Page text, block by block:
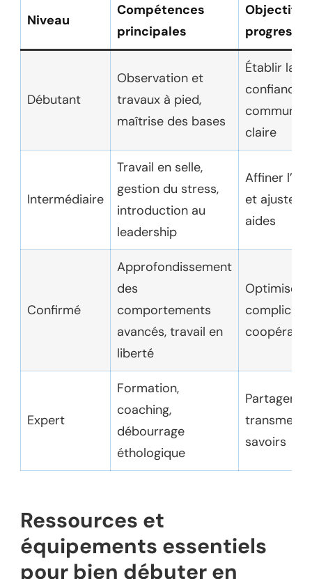
Niveau
Compétences
principales
Objectifs
Débutant
Observation et
travaux à pied,
maîtrise des bases
Établir la
confiance
claire
Intermédiaire
Travail en selle,
gestion du stress,
introduction au
leadership
Affiner
et ajuster
aides
Confirmé
Approfondissement
des
comportements
avancés, travail en
liberté
Optimiser
complicité
Expert
Formation,
coaching,
débourrage
éthologique
Partager et
savoirs
Ressources et
équipements essentiels
pour bien débuter en